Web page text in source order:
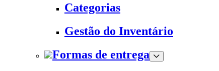
Categorias
Gestão do Inventário
Formas de entrega